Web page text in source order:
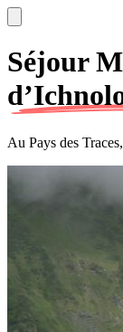
Séjour
Au Pays des